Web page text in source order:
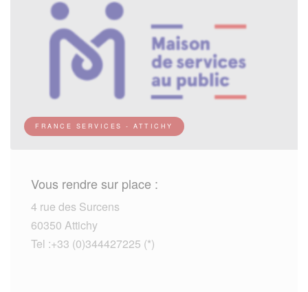
FRANCE SERVICES - ATTICHY
Vous rendre sur place :
4 rue des Surcens
60350 Attichy
Tel :+33 (0)344427225 (*)